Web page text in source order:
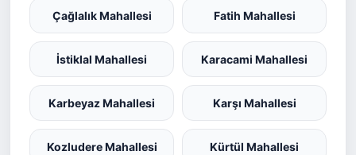
Çağlalık Mahallesi Fatih Mahallesi
İstiklal Mahallesi Karacami Mahallesi
Karbeyaz Mahallesi Karşı Mahallesi
Kozludere Mahallesi Kürtül Mahallesi